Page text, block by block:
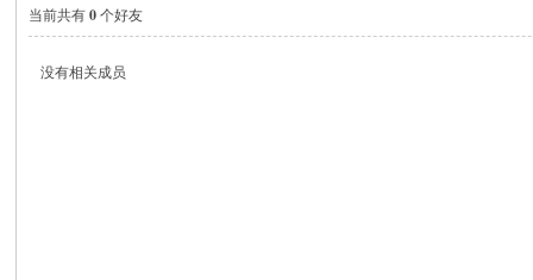
当前共有0个好友
没有相关成员